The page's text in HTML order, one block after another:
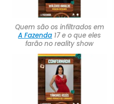
Quem são os infiltrados em
A Fazenda 17 e o que eles
farão no reality show